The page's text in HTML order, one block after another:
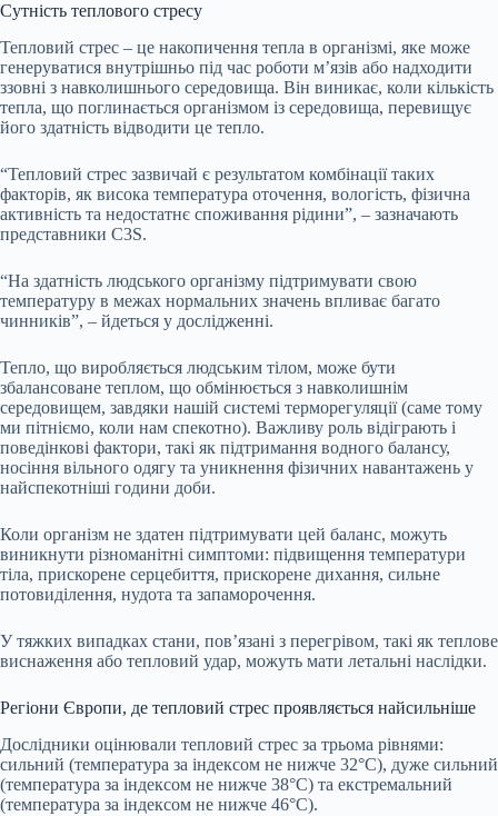
Сутність теплового стресу
Тепловий стрес – це накопичення тепла в організмі, яке може
генеруватися внутрішньо під час роботи м’язів або надходити
ззовні з навколишнього середовища. Він виникає, коли кількість
тепла, що поглинається організмом із середовища, перевищує
його здатність відводити це тепло.
“Тепловий стрес зазвичай є результатом комбінації таких
факторів, як висока температура оточення, вологість, фізична
активність та недостатнє споживання рідини”, – зазначають
представники C3S.
“На здатність людського організму підтримувати свою
температуру в межах нормальних значень впливає багато
чинників”, – йдеться у дослідженні.
Тепло, що виробляється людським тілом, може бути
збалансоване теплом, що обмінюється з навколишнім
середовищем, завдяки нашій системі терморегуляції (саме тому
ми пітніємо, коли нам спекотно). Важливу роль відіграють і
поведінкові фактори, такі як підтримання водного балансу,
носіння вільного одягу та уникнення фізичних навантажень у
найспекотніші години доби.
Коли організм не здатен підтримувати цей баланс, можуть
виникнути різноманітні симптоми: підвищення температури
тіла, прискорене серцебиття, прискорене дихання, сильне
потовиділення, нудота та запаморочення.
У тяжких випадках стани, пов’язані з перегрівом, такі як теплове
виснаження або тепловий удар, можуть мати летальні наслідки.
Регіони Європи, де тепловий стрес проявляється найсильніше
Дослідники оцінювали тепловий стрес за трьома рівнями:
сильний (температура за індексом не нижче 32°C), дуже сильний
(температура за індексом не нижче 38°C) та екстремальний
(температура за індексом не нижче 46°C).